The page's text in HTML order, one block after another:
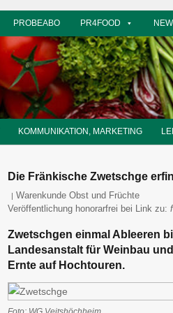
PROBEABO PR4FOOD
KOMMUNIKATION, MARKETING
Die Fränkische Zwetschge
food-monitor
Warenkunde Obst und Früchte
Veröffentlichung honorarfrei bei Link zu:
Zwetschgen einmal Ableeren
Landesanstalt für Weinbau
Ernte auf Hochtouren.